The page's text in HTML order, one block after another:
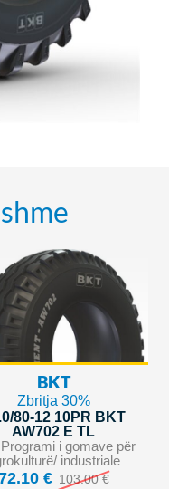
BKT
Zbritja 30%
80-12 10PR BKT
AW702 E TL
i gomave për
industriale
€ 103.00 €